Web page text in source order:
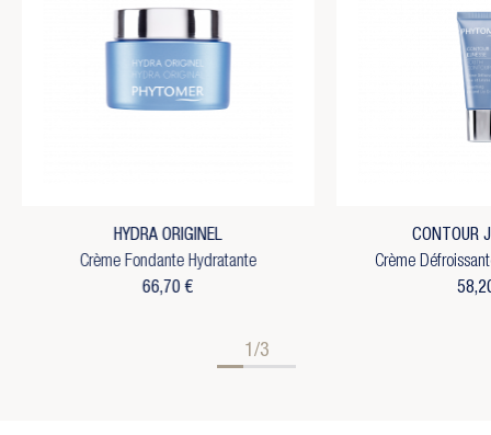
HYDRA ORIGINEL
Crème Fondante Hydratante
66,70 €
CONTOUR
Crème
1/3